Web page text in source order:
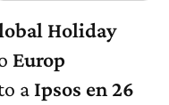
Holiday
Europ
a Ipsos en 26